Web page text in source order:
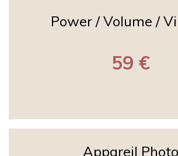
Power / Volume /
59 €
Appareil Photo